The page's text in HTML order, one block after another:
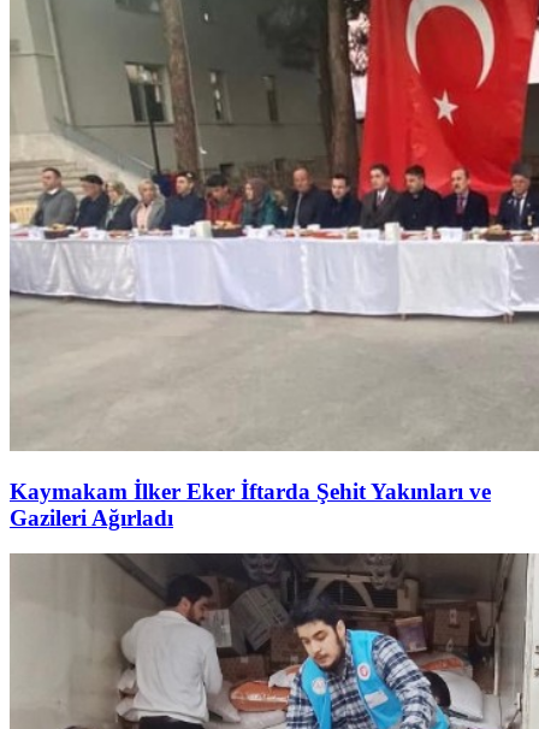
Kaymakam İlker Eker İftarda Şehit Yakınları ve
Gazileri Ağırladı